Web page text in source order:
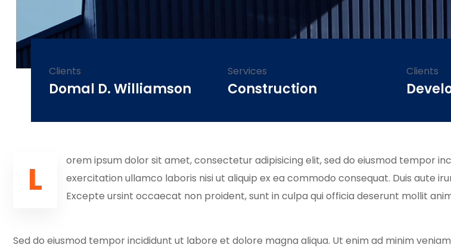
Clients
Domal D. Williamson
Services
Construction
Clients
L
orem ipsum dolor sit amet, consectetur adipisicing elit, sed do eiusmod tempor
exercitation ullamco laboris nisi ut aliquip ex ea commodo consequat. Duis aute
Excepte ursint occaecat non proident, sunt in culpa qui officia deserunt mollit
Sed do eiusmod tempor incididunt ut labore et dolore magna aliqua. Ut enim ad minim